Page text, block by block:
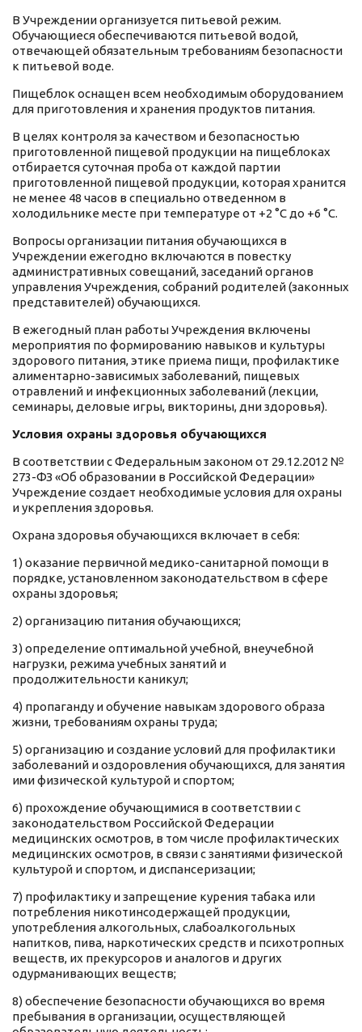
В Учреждении организуется питьевой режим.
Обучающиеся обеспечиваются питьевой водой,
отвечающей обязательным требованиям безопасности
к питьевой воде.
Пищеблок оснащен всем необходимым оборудованием
для приготовления и хранения продуктов питания.
В целях контроля за качеством и безопасностью
приготовленной пищевой продукции на пищеблоках
отбирается суточная проба от каждой партии
приготовленной пищевой продукции, которая хранится
не менее 48 часов в специально отведенном в
холодильнике месте при температуре от +2 °C до +6 °C.
Вопросы организации питания обучающихся в
Учреждении ежегодно включаются в повестку
административных совещаний, заседаний органов
управления Учреждения, собраний родителей (законных
представителей) обучающихся.
В ежегодный план работы Учреждения включены
мероприятия по формированию навыков и культуры
здорового питания, этике приема пищи, профилактике
алиментарно-зависимых заболеваний, пищевых
отравлений и инфекционных заболеваний (лекции,
семинары, деловые игры, викторины, дни здоровья).
Условия охраны здоровья обучающихся
В соответствии с Федеральным законом от 29.12.2012 №
273-ФЗ «Об образовании в Российской Федерации»
Учреждение создает необходимые условия для охраны
и укрепления здоровья.
Охрана здоровья обучающихся включает в себя:
1) оказание первичной медико-санитарной помощи в
порядке, установленном законодательством в сфере
охраны здоровья;
2) организацию питания обучающихся;
3) определение оптимальной учебной, внеучебной
нагрузки, режима учебных занятий и
продолжительности каникул;
4) пропаганду и обучение навыкам здорового образа
жизни, требованиям охраны труда;
5) организацию и создание условий для профилактики
заболеваний и оздоровления обучающихся, для занятия
ими физической культурой и спортом;
6) прохождение обучающимися в соответствии с
законодательством Российской Федерации
медицинских осмотров, в том числе профилактических
медицинских осмотров, в связи с занятиями физической
культурой и спортом, и диспансеризации;
7) профилактику и запрещение курения табака или
потребления никотинсодержащей продукции,
употребления алкогольных, слабоалкогольных
напитков, пива, наркотических средств и психотропных
веществ, их прекурсоров и аналогов и других
одурманивающих веществ;
8) обеспечение безопасности обучающихся во время
пребывания в организации, осуществляющей